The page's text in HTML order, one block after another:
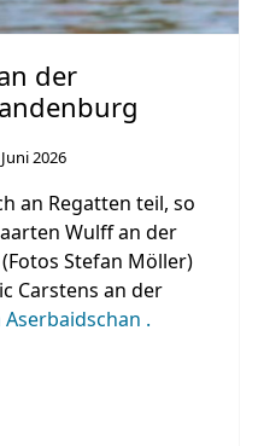
der
2026
an Regatten teil, so
Wulff an der
Stefan Möller)
Carstens an der
.